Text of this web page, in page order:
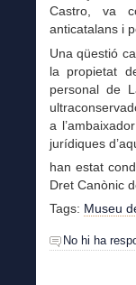
Castro, va
anticatalans i
Una qüestió
la propietat
personal de
a
jurídiques
han estat
Dret Canònic
Tags: Museu
No hi ha